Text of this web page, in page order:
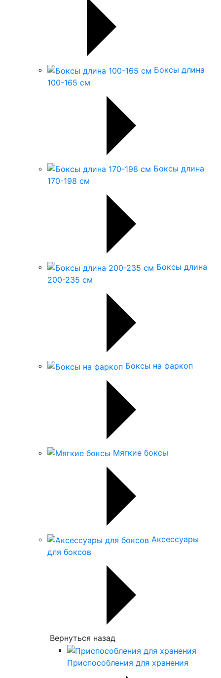
Боксы длина
100-165 см
Боксы длина
170-198 см
Боксы длина
200-235 см
Боксы на фаркоп
Мягкие боксы
Аксессуары
для боксов
Вернуться назад
Приспособления для хранения